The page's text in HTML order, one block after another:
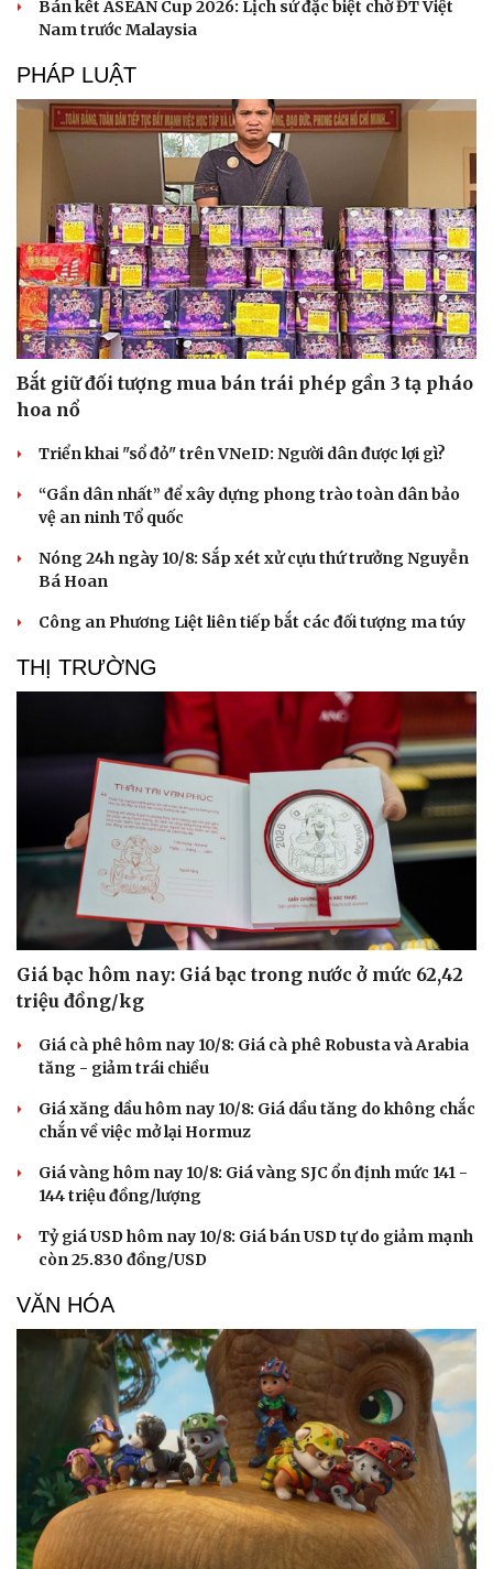
Săn Tour
Podcast
Câu chuyện thời sự
Đọc truyện đêm khuya
Kể chuyện cho bé
Bán kết ASEAN Cup 2026: Lịch sử đặc biệt chờ ĐT Việt
Nam trước Malaysia
PHÁP LUẬT
Bắt giữ đối tượng mua bán trái phép gần 3 tạ pháo
hoa nổ
Triển khai "sổ đỏ" trên VNeID: Người dân được lợi gì?
“Gần dân nhất” để xây dựng phong trào toàn dân bảo
vệ an ninh Tổ quốc
Nóng 24h ngày 10/8: Sắp xét xử cựu thứ trưởng Nguyễn
Bá Hoan
Công an Phương Liệt liên tiếp bắt các đối tượng ma túy
THỊ TRƯỜNG
Giá bạc hôm nay: Giá bạc trong nước ở mức 62,42
triệu đồng/kg
Giá cà phê hôm nay 10/8: Giá cà phê Robusta và Arabia
tăng - giảm trái chiều
Giá xăng dầu hôm nay 10/8: Giá dầu tăng do không chắc
chắn về việc mở lại Hormuz
Giá vàng hôm nay 10/8: Giá vàng SJC ổn định mức 141 -
144 triệu đồng/lượng
Tỷ giá USD hôm nay 10/8: Giá bán USD tự do giảm mạnh
còn 25.830 đồng/USD
VĂN HÓA